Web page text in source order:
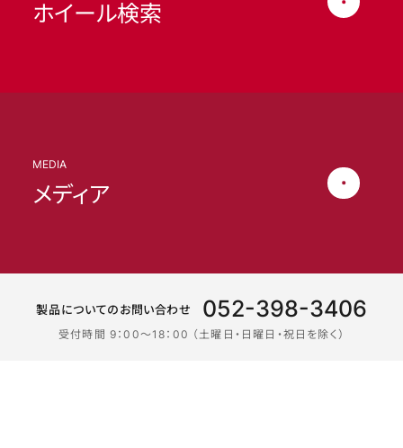
MEDIA
メディア
ホイール検索
製品についてのお問い合わせ
受付時間 9：00〜18：00 （土曜日・日曜日・祝日を除く）
052-398-3406